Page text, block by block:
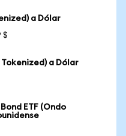
a Dólar
$
a Dólar
ETF (Ondo